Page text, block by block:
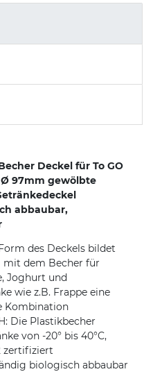
Deckel für To GO
97mm gewölbte
abbaubar,
des Deckels bildet
mit dem Becher für
Joghurt und
wie z.B. Frappe eine
Kombination
Die Plastikbecher
von -20° bis 40°C,
zertifiziert
biologisch abbaubar